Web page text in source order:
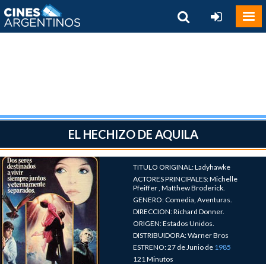
EL HECHIZO DE AQUILA
TITULO ORIGINAL: Ladyhawke
ACTORES PRINCIPALES: Michelle
Pfeiffer , Matthew Broderick.
GENERO: Comedia, Aventuras.
DIRECCION: Richard Donner.
ORIGEN: Estados Unidos.
DISTRIBUIDORA: Warner Bros
ESTRENO: 27 de Junio de 1985
121 Minutos